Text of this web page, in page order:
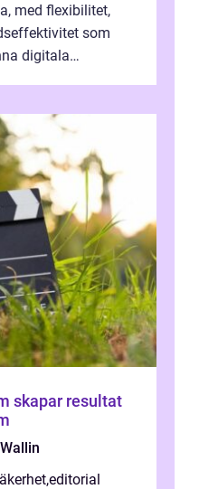
med flexibilitet,
som
digitala
skapar resultat
,editorial